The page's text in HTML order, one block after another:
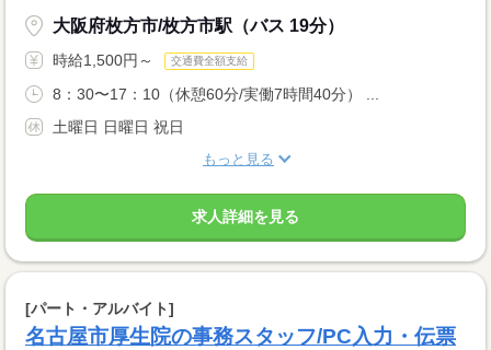
大阪府枚方市/枚方市駅（バス 19分）
時給1,500円～ 交通費全額支給
8：30〜17：10（休憩60分/実働7時間40分） ...
土曜日 日曜日 祝日
もっと見る
求人詳細を見る
[パート・アルバイト]
名古屋市厚生院の事務スタッフ/PC入力・伝票